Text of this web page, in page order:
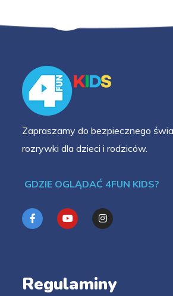
Zapraszamy do bezpiecznego
rozrywki dla dzieci i rodziców.
GDZIE OGLĄDAĆ 4FUN KIDS?
Regulaminy